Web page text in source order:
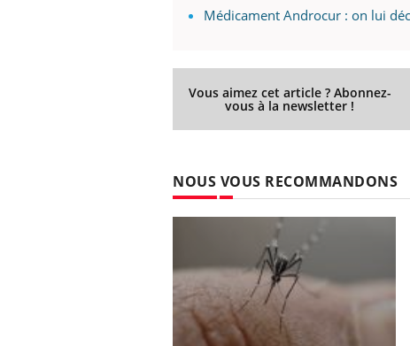
Médicament Androcur : on lui
Vous aimez cet article ? Abonnez-
vous à la newsletter !
NOUS VOUS RECOMMANDONS